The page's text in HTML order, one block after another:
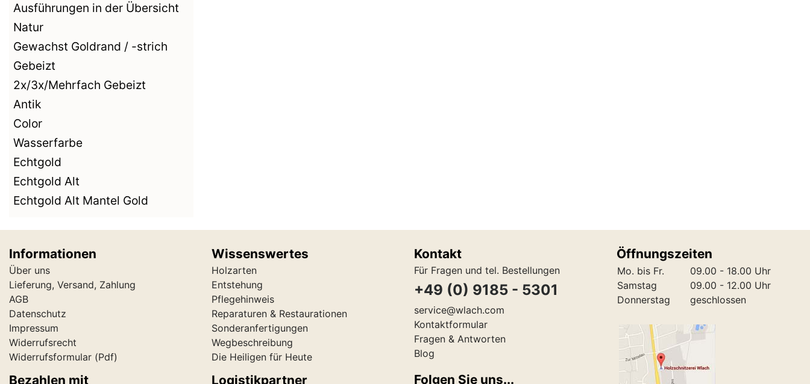
Ausführungen in der Übersicht
Natur
Gewachst Goldrand / -strich
Gebeizt
2x/3x/Mehrfach Gebeizt
Antik
Color
Wasserfarbe
Echtgold
Echtgold Alt
Echtgold Alt Mantel Gold
Informationen
Über uns
Lieferung, Versand, Zahlung
AGB
Datenschutz
Impressum
Widerrufsrecht
Widerrufsformular (Pdf)
Bezahlen mit
Wissenswertes
Holzarten
Entstehung
Pflegehinweis
Reparaturen & Restaurationen
Sonderanfertigungen
Wegbeschreibung
Die Heiligen für Heute
Logistikpartner
Kontakt
Für Fragen und tel. Bestellungen
+49 (0) 9185 - 5301
service@wlach.com
Kontaktformular
Fragen & Antworten
Blog
Folgen Sie uns...
Öffnungszeiten
Mo. bis Fr.
Samstag
Donnerstag
09.00 - 18.00 Uhr
09.00 - 12.00 Uhr
geschlossen